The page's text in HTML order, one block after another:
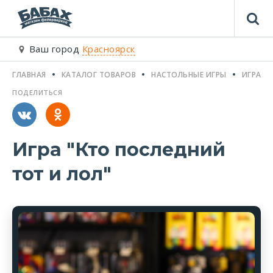
Ваш город Красноярск
ГЛАВНАЯ КАТАЛОГ ТОВАРОВ НАСТОЛЬНЫЕ ИГРЫ ИГРА
Игра "Кто последний
тот и лол"
ПОДЕЛИТЬСЯ